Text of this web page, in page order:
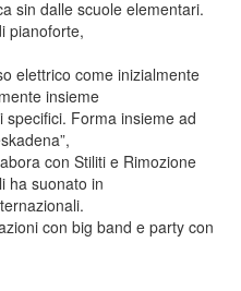
sin dalle scuole elementari.
pianoforte,
elettrico come inizialmente
insieme
Forma insieme ad
con Stiliti e Rimozione
ha suonato in
con big band e party con